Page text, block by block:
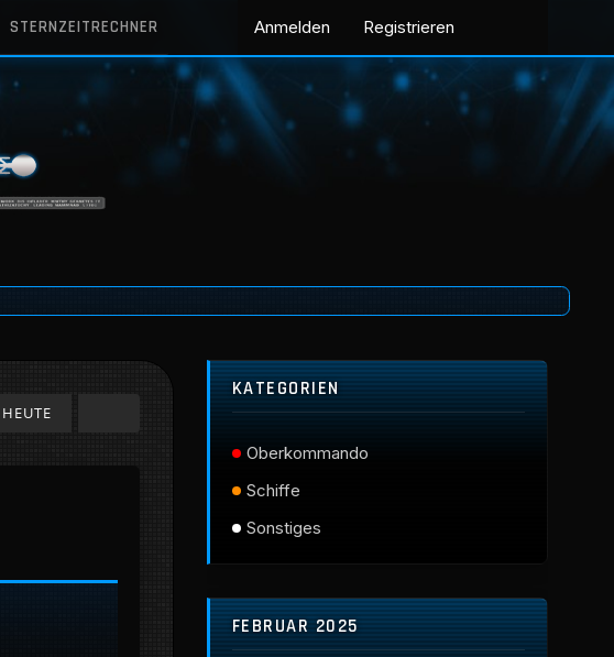
STERNZEITRECHNER Anmelden Registrieren
HEUTE
KATEGORIEN
Oberkommando
Schiffe
Sonstiges
FEBRUAR 2025